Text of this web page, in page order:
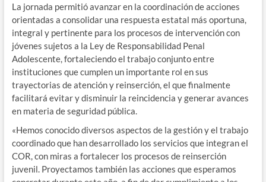
La jornada permitió avanzar en la coordinación de acciones
orientadas a consolidar una respuesta estatal más oportuna,
integral y pertinente para los procesos de intervención con
jóvenes sujetos a la Ley de Responsabilidad Penal
Adolescente, fortaleciendo el trabajo conjunto entre
instituciones que cumplen un importante rol en sus
trayectorias de atención y reinserción, el que finalmente
facilitará evitar y disminuir la reincidencia y generar avances
en materia de seguridad pública.
«Hemos conocido diversos aspectos de la gestión y el trabajo
coordinado que han desarrollado los servicios que integran el
COR, con miras a fortalecer los procesos de reinserción
juvenil. Proyectamos también las acciones que esperamos